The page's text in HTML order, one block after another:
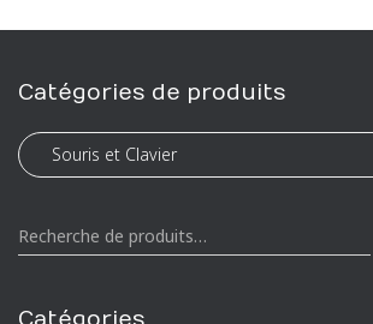
Catégories de produits
R
e
Recherche de produits…